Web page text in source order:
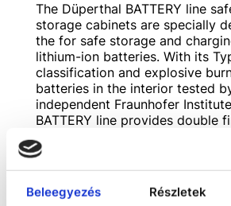
Beleegyezés Részletek
The Düperthal BATTERY line
storage cabinets are specially
the for safe storage and
lithium-ion batteries. With its
classification and explosive
batteries in the interior tested
independent Fraunhofer
BATTERY line provides double
protection. all safety-related
are not subjected to day-to-day
loads and are thus free of
mechanical wear.